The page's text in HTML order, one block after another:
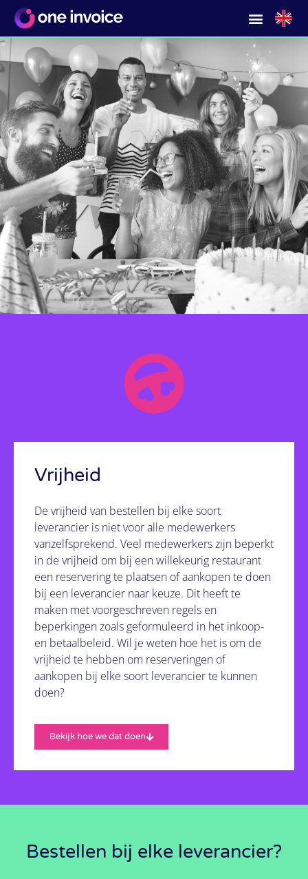
Bestellen bij elke soort leverancier?
Het kan!
Vrijheid
De vrijheid van bestellen bij elke soort
leverancier is niet voor alle medewerkers
vanzelfsprekend. Veel medewerkers zijn beperkt
in de vrijheid om bij een willekeurig restaurant
een reservering te plaatsen of aankopen te doen
bij een leverancier naar keuze. Dit heeft te
maken met voorgeschreven regels en
beperkingen zoals geformuleerd in het inkoop-
en betaalbeleid. Wil je weten hoe het is om de
vrijheid te hebben om reserveringen of
aankopen bij elke soort leverancier te kunnen
doen?
Bekijk hoe we dat doen
Bestellen bij elke leverancier?